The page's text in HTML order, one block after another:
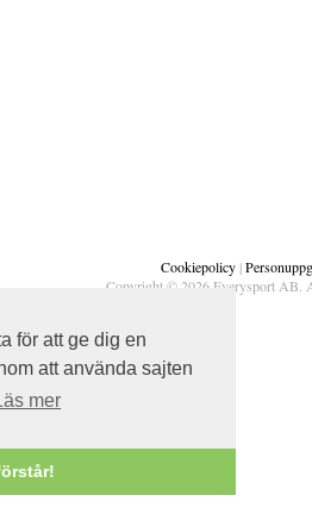
för att ge dig en
att använda sajten
mer
Cookiepolicy |
Copyright © 2026 Everysport AB.